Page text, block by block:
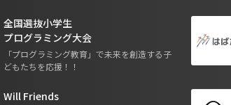
全国選抜小学生
プログラミング大会
「プログラミング教育」で未来を創造する子
どもたちを応援！！
Will Friends